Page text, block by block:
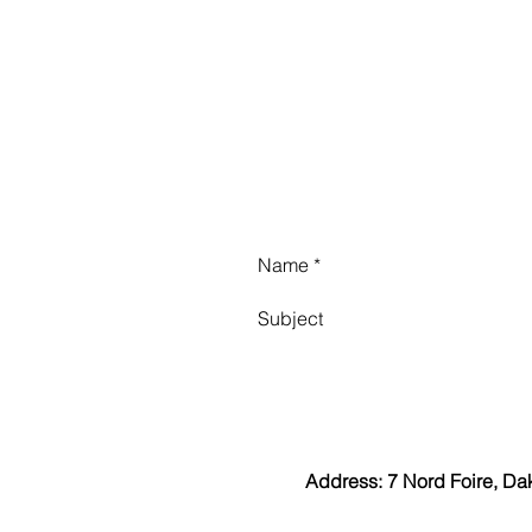
Address: 7 Nord Foire,